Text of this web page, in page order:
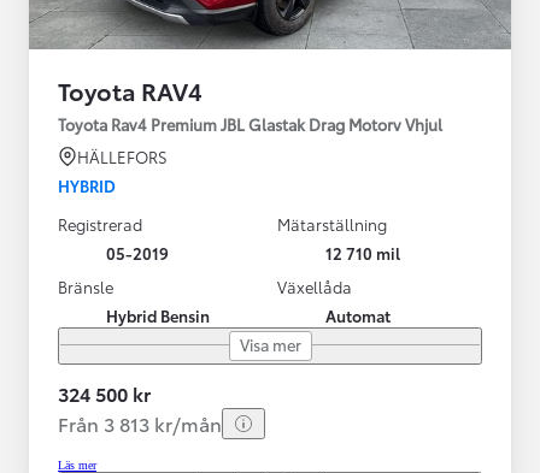
Toyota RAV4
Toyota Rav4 Premium JBL Glastak Drag Motorv Vhjul
HÄLLEFORS
HYBRID
Registrerad
05-2019
Mätarställning
12 710 mil
Bränsle
Hybrid Bensin
Växellåda
Automat
Visa mer
324 500 kr
Från 3 813 kr/mån
Läs mer